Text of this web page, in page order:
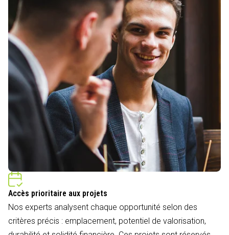
Accès prioritaire aux projets
Nos experts analysent chaque opportunité selon des
critères précis : emplacement, potentiel de valorisation,